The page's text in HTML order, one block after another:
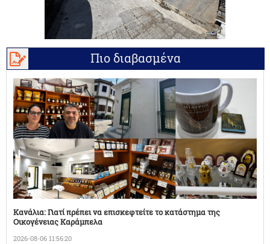
Πιο διαβασμένα
Κανάλια: Γιατί πρέπει να επισκεφτείτε το κατάστημα της
Οικογένειας Καράμπελα
2026-08-06 11:56:20